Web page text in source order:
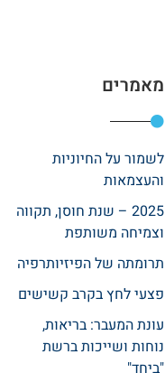
מאמרים
לשמור על החיוניות
והעצמאות
2025 – שנת חוסן, תקווה
וצמיחה משותפת
תרומתה של הפיזיותרפיה
פצעי לחץ בקרב קשישים
עונת המעבר: בריאות,
נוחות ושייכות ברשת
"ביחד"